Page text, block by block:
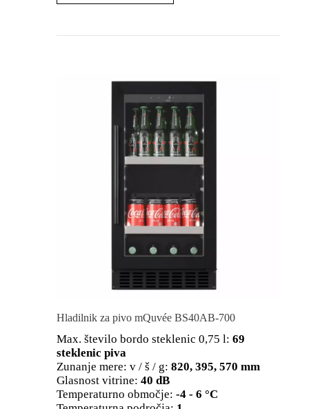
Hladilnik za pivo mQuvée BS40AB-700
Max. število bordo steklenic 0,75 l: 69
steklenic piva
Zunanje mere: v / š / g: 820, 395, 570 mm
Glasnost vitrine: 40 dB
Temperaturno območje: -4 - 6 °C